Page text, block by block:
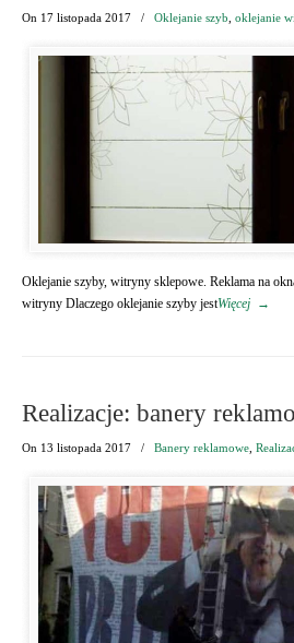
On 17 listopada 2017 / Oklejanie szyb oklejanie
Oklejanie szyby, witryny sklepowe. Reklama na
witryny Dlaczego oklejanie szyby jestWięcej →
Realizacje: banery
On 13 listopada 2017 / Banery reklamowe